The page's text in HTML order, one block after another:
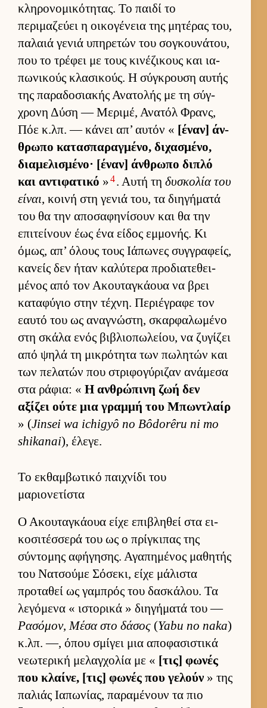
κληρονομικότητας. Το παιδί το
περιμαζεύει η οι­κογένεια της μητέρας του,
παλαιά γενιά υπηρετών του σογκου­νάτου,
που το τρέφει με τους κινέζικους και ια­
πωνικούς κλασικούς. Η σύγκρουση αυ­τής
της παραδοσια­κής Ανατολής με τη σύγ­
χρονη Δύση — Μεριμέ, Ανατόλ Φρανς,
Πόε κ.λπ. — κάνει απ’ αυ­τόν « [έναν] άν­
θρωπο κατασπαραγ­μένο, διχασμένο,
δια­μελισμένο· [έναν] άν­θρωπο διπλό
και αντιφατικό »4. Αυτή τη δυσκολία του
εί­ναι, κοινή στη γενιά του, τα διηγήματά
του θα την αποσαφηνίσουν και θα την
επιτεί­νουν έως ένα εί­δος εμ­μονής. Κι
όμως, απ’ όλους τους Ιάπωνες συγ­γραφείς,
κανείς δεν ήταν καλύτερα προδια­τεθει­
μένος από τον Ακου­ταγκάουα να βρει
καταφύγιο στην τέχνη. Περιέγραφε τον
εαυτό του ως αναγνώστη, σκαρ­φαλωμένο
στη σκάλα ενός βιβλιο­πωλεί­ου, να ζυγίζει
από ψηλά τη μικρότητα των πωλητών και
των πελατών που στριφογύριζαν ανάμεσα
στα ράφια: « Η αν­θρώπινη ζωή δεν
αξίζει ούτε μια γραμμή του Μπωντλαίρ
» (Jinsei wa ichigyô no Bôdorêru ni mo
shikanai), έλεγε.
Το εκθαμβωτικό παιχνίδι του
μαριονετίστα
Ο Ακου­ταγκάουα είχε επιβληθεί στα ει­
κοσιτέσ­σερά του ως ο πρίγκιπας της
σύντομης αφήγησης. Αγαπημένος μαθητής
του Νατσούμε Σόσεκι, είχε μάλιστα
προταθεί ως γαμπρός του δασκάλου. Τα
λεγόμενα « ιστορικά » διηγήματά του —
Ρασόμον, Μέσα στο δάσος (Yabu no naka)
κ.λπ. —, όπου σμίγει μια αποφασιστικά
νεωτερική μελαγ­χολία με « [τις] φωνές
που κλαί­νε, [τις] φωνές που γελούν » της
παλιάς Ια­πωνίας, παραμένουν τα πιο